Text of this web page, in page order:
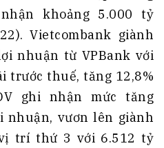
khoảng 5.000 tỷ
Vietcombank giành
nhuận từ VPBank với
trước thuế, tăng 12,8%
ghi nhận mức tăng
nhuận, vươn lên giành
trí thứ 3 với 6.512 tỷ